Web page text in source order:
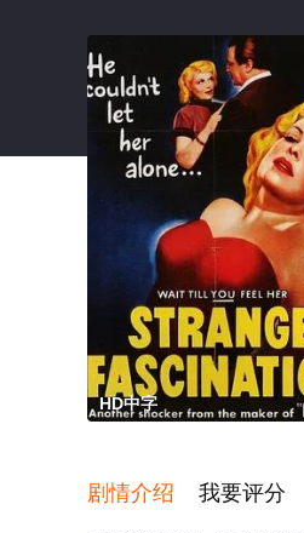
HD中字
剧情介绍 我要评分